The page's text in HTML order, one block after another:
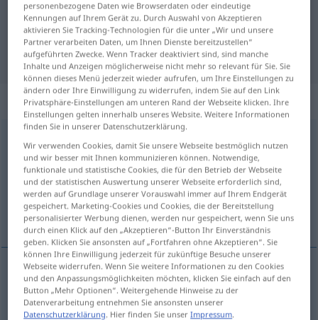
für "schwach"
"schwach" Bulgarisch Übersetzung
„schwach“
Übersicht aller Übersetzungen
(Für mehr Details die Übersetzung anklicken/antippen)
слаб
слаб schwach
personenbezogene Daten wie Browserdaten oder eindeutige
Kennungen auf Ihrem Gerät zu. Durch Auswahl von Akzeptieren
aktivieren Sie Tracking-Technologien für die unter „Wir und unsere
Partner verarbeiten Daten, um Ihnen Dienste bereitzustellen“
aufgeführten Zwecke. Wenn Tracker deaktiviert sind, sind manche
Inhalte und Anzeigen möglicherweise nicht mehr so relevant für Sie. Sie
können dieses Menü jederzeit wieder aufrufen, um Ihre Einstellungen zu
ändern oder Ihre Einwilligung zu widerrufen, indem Sie auf den Link
Privatsphäre-Einstellungen am unteren Rand der Webseite klicken. Ihre
Einstellungen gelten innerhalb unseres Website. Weitere Informationen
finden Sie in unserer Datenschutzerklärung.
Wir verwenden Cookies, damit Sie unsere Webseite bestmöglich nutzen
und wir besser mit Ihnen kommunizieren können. Notwendige,
funktionale und statistische Cookies, die für den Betrieb der Webseite
und der statistischen Auswertung unserer Webseite erforderlich sind,
werden auf Grundlage unserer Vorauswahl immer auf Ihrem Endgerät
gespeichert. Marketing-Cookies und Cookies, die der Bereitstellung
personalisierter Werbung dienen, werden nur gespeichert, wenn Sie uns
durch einen Klick auf den „Akzeptieren“-Button Ihr Einverständnis
geben. Klicken Sie ansonsten auf „Fortfahren ohne Akzeptieren“. Sie
können Ihre Einwilligung jederzeit für zukünftige Besuche unserer
Webseite widerrufen. Wenn Sie weitere Informationen zu den Cookies
und den Anpassungsmöglichkeiten möchten, klicken Sie einfach auf den
Button „Mehr Optionen“. Weitergehende Hinweise zu der
Datenverarbeitung entnehmen Sie ansonsten unserer
Datenschutzerklärung. Hier finden Sie unserImpressum.